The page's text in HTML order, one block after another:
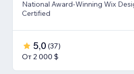
National Award-Winning Wix
Certified
5,0 (37)
От 2 000 $